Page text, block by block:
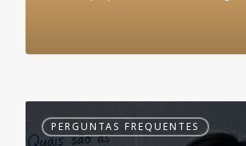
Frequentes
PERGUNTAS FREQUENTES